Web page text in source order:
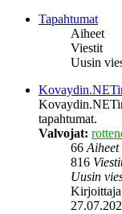
Tapahtumat
Aiheet
Viestit
Uusin
tapahtumat.
Valvojat:
66Aiheet
816
Uusin
Kirjoittaja